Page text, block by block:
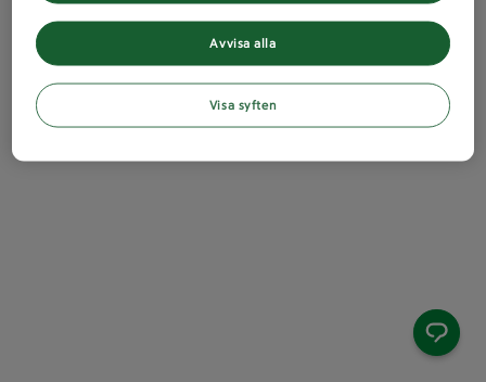
Avvisa alla
Visa syften